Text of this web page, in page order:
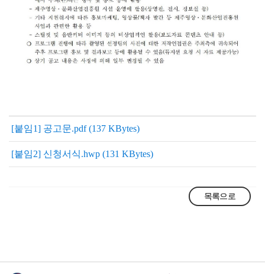
[붙임1] 공고문.pdf (137 KBytes)
[붙임2] 신청서식.hwp (131 KBytes)
목록으로